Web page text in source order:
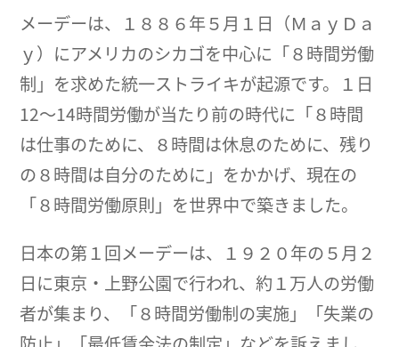
メーデーは、１８８６年５月１日（ＭａｙＤａ
ｙ）にアメリカのシカゴを中心に「８時間労働
制」を求めた統一ストライキが起源です。１日
12～14時間労働が当たり前の時代に「８時間
は仕事のために、８時間は休息のために、残り
の８時間は自分のために」をかかげ、現在の
「８時間労働原則」を世界中で築きました。
日本の第１回メーデーは、１９２０年の５月２
日に東京・上野公園で行われ、約１万人の労働
者が集まり、「８時間労働制の実施」「失業の